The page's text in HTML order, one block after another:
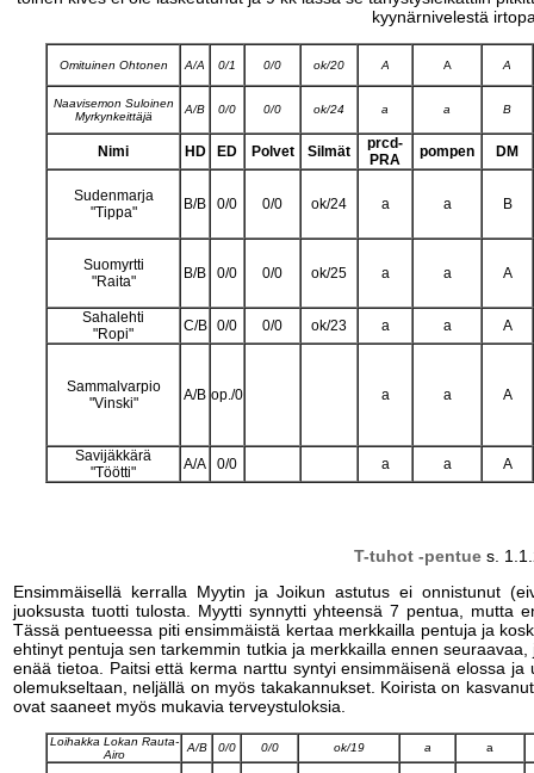
kyynärnivelestä
Omituinen Ohtonen A/A 0/1 0/0 ok/20 A A A
Naavisemon Suloinen
Myrkynkeittäjä
A/B 0/0 0/0 ok/24 a a B
Nimi HD ED Polvet Silmät
prcd-
PRA
pompen DM
Sudenmarja
"Tippa"
B/B 0/0 0/0 ok/24 a a B
Suomyrtti
"Raita"
B/B 0/0 0/0 ok/25 a a A
Sahalehti
"Ropi"
C/B 0/0 0/0 ok/23 a a A
Sammalvarpio
"Vinski"
A/B op./0 a a A
Savijäkkärä
"Töötti"
A/A 0/0 a a A
T-tuhot -pentue s.
Ensimmäisellä kerralla Myytin ja Joikun astutus ei onnistunut
juoksusta tuotti tulosta. Myytti synnytti yhteensä 7 pentua, mutta
Tässä pentueessa piti ensimmäistä kertaa merkkailla pentuja ja
ehtinyt pentuja sen tarkemmin tutkia ja merkkailla ennen
enää tietoa. Paitsi että kerma narttu syntyi ensimmäisenä elossa
olemukseltaan, neljällä on myös takakannukset. Koirista on
ovat saaneet myös mukavia terveystuloksia.
Loihakka Lokan Rauta-
Airo
A/B 0/0 0/0 ok/19 a a